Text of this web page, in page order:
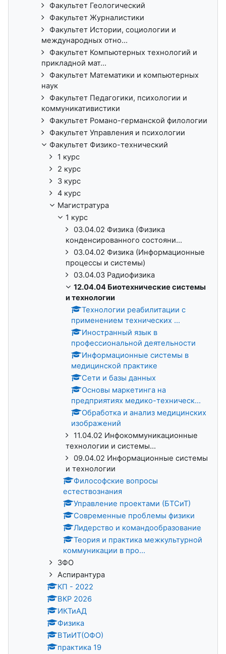
Факультет Геологический
Факультет Журналистики
Факультет Истории, социологии и
международных отно...
Факультет Компьютерных технологий и
прикладной мат...
Факультет Математики и компьютерных
наук
Факультет Педагогики, психологии и
коммуникативистики
Факультет Романо-германской филологии
Факультет Управления и психологии
Факультет Физико-технический
1 курс
2 курс
3 курс
4 курс
Магистратура
1 курс
03.04.02 Физика (Физика
конденсированного состояни...
03.04.02 Физика (Информационные
процессы и системы)
03.04.03 Радиофизика
12.04.04 Биотехнические системы
и технологии
Технологии реабилитации с
применением технических ...
Иностранный язык в
профессиональной деятельности
Информационные системы в
медицинской практике
Сети и базы данных
Основы маркетинга на
предприятиях медико-техническ...
Обработка и анализ медицинских
изображений
11.04.02 Инфокоммуникационные
технологии и системы...
09.04.02 Информационные системы
и технологии
Философские вопросы
естествознания
Управление проектами (БТСиТ)
Современные проблемы физики
Лидерство и командообразование
Теория и практика межкультурной
коммуникации в про...
ЗФО
Аспирантура
КП - 2022
ВКР 2026
ИКТиАД
Физика
ВТиИТ(ОФО)
практика 19